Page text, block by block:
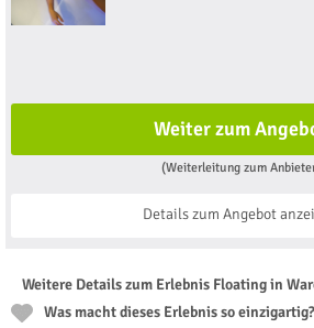
Weiter zum
(Weiterleitung zum
Details zum Angebot
Weitere Details zum Erlebnis Floating in
Was macht dieses Erlebnis so einzigartig?